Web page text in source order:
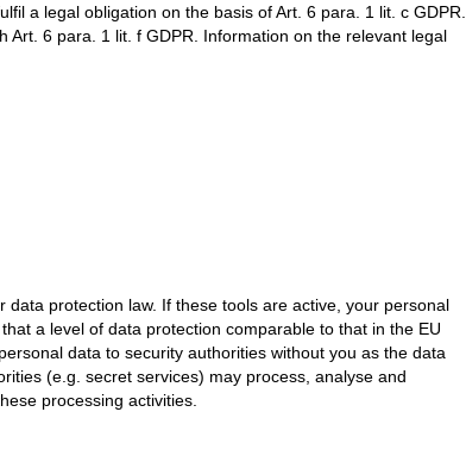
a legal obligation on the basis of Art. 6 para. 1 lit. c GDPR.
6 para. 1 lit. f GDPR. Information on the relevant legal
protection law. If these tools are active, your personal
a level of data protection comparable to that in the EU
data to security authorities without you as the data
(e.g. secret services) may process, analyse and
processing activities.